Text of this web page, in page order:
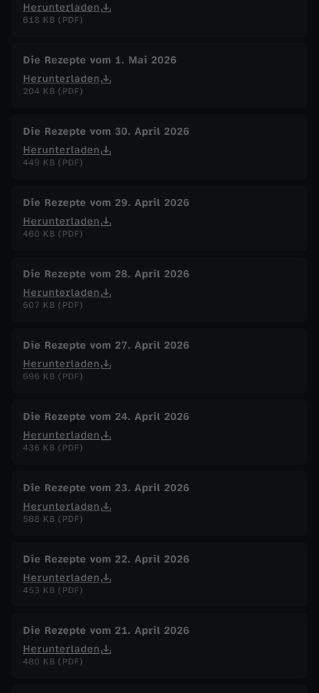
Herunterladen
618 KB (PDF)
Die Rezepte vom 1. Mai 2026
Herunterladen
204 KB (PDF)
Die Rezepte vom 30. April 2026
Herunterladen
449 KB (PDF)
Die Rezepte vom 29. April 2026
Herunterladen
460 KB (PDF)
Die Rezepte vom 28. April 2026
Herunterladen
607 KB (PDF)
Die Rezepte vom 27. April 2026
Herunterladen
696 KB (PDF)
Die Rezepte vom 24. April 2026
Herunterladen
436 KB (PDF)
Die Rezepte vom 23. April 2026
Herunterladen
588 KB (PDF)
Die Rezepte vom 22. April 2026
Herunterladen
453 KB (PDF)
Die Rezepte vom 21. April 2026
Herunterladen
480 KB (PDF)